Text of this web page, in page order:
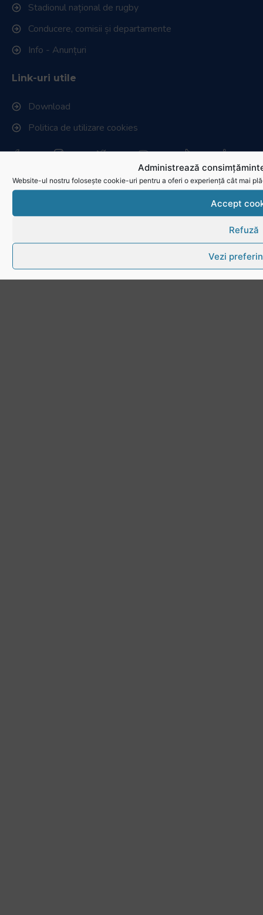
Administrează
Website-ul nostru folosește cookie-uri pentru a oferi o experiență cât mai
Accept
Refuză
Vezi
Stadionul național de rugby
Conducere, comisii și departamente
Info - Anunțuri
Link-uri utile
Download
Politica de utilizare cookies